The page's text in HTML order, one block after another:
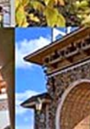
الدين
لكحل2026-08-03
نادي وفاق سطيف
الدين لكحل